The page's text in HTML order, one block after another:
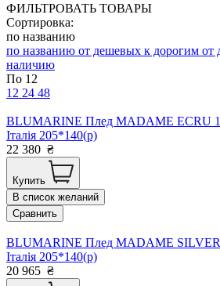
ФИЛЬТРОВАТЬ ТОВАРЫ
Сортировка:
по названию
по названию от дешевых к дорогим от
наличию
По 12
12 24 48
BLUMARINE Плед MADAME ECRU
Італія 205*140(р)
22 380 ₴
Купить
В список желаний
Сравнить
BLUMARINE Плед MADAME SILVER
Італія 205*140(р)
20 965 ₴